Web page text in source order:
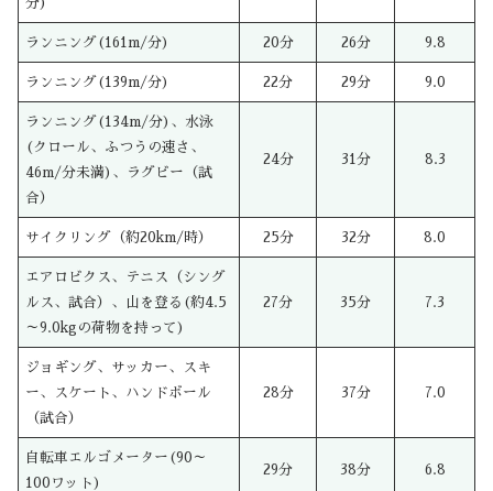
分)
ランニング(161m/分) 20分 26分 9.8
ランニング(139m/分) 22分 29分 9.0
ランニング(134m/分)、水泳
(クロール、ふつうの速さ、
46m/分未満)、ラグビー（試
合）
24分 31分 8.3
サイクリング（約20km/時） 25分 32分 8.0
エアロビクス、テニス（シング
ルス、試合）、山を登る(約4.5
～9.0kgの荷物を持って)
27分 35分 7.3
ジョギング、サッカー、スキ
ー、スケート、ハンドボール
（試合）
28分 37分 7.0
自転車エルゴメーター(90～
100ワット)
29分 38分 6.8